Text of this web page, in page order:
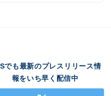
でも最新のプレスリリース情
報をいち早く配信中